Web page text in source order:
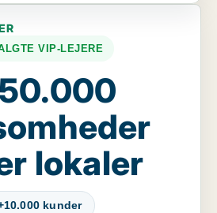
VIP-LEJERE
lokaler
kunder